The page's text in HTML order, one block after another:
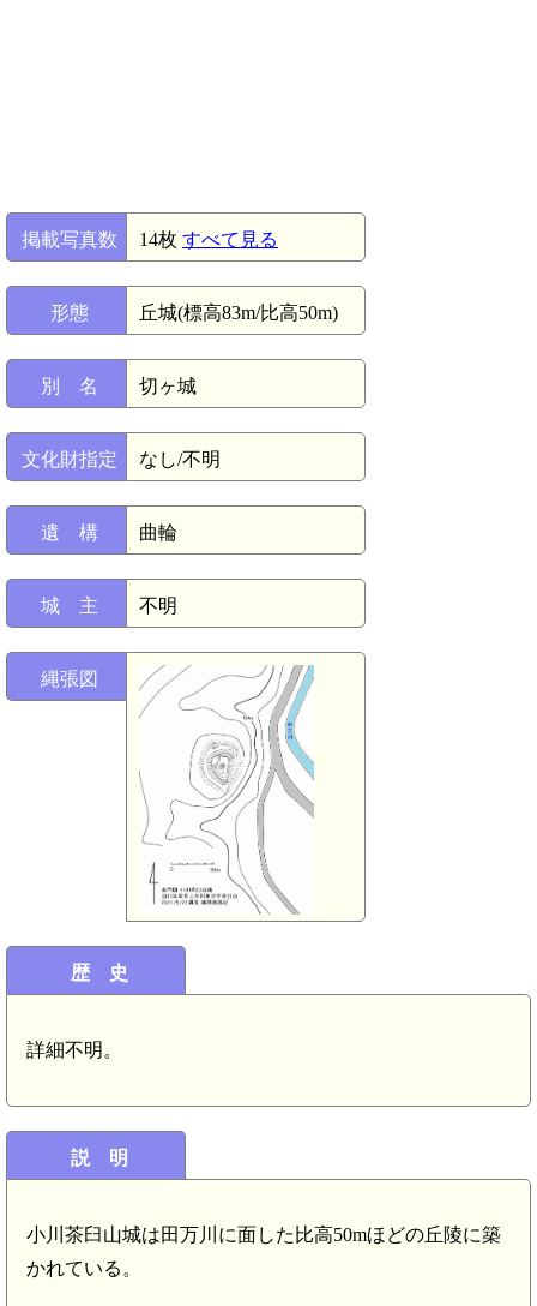
掲載写真数 14枚 すべて見る
形態 丘城(標高83m/比高50m)
別 名 切ヶ城
文化財指定 なし/不明
遺 構 曲輪
城 主 不明
縄張図
歴 史
詳細不明。
説 明
小川茶臼山城は田万川に面した比高50mほどの丘陵に築
かれている。